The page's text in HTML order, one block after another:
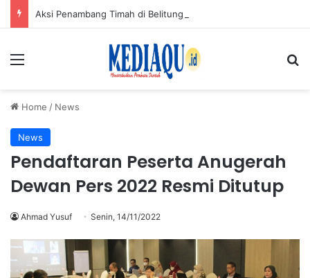
Menu
Home / News
News
Pendaftaran Peserta Anugerah
Dewan Pers 2022 Resmi Ditutup
Ahmad Yusuf Senin, 14/11/2022